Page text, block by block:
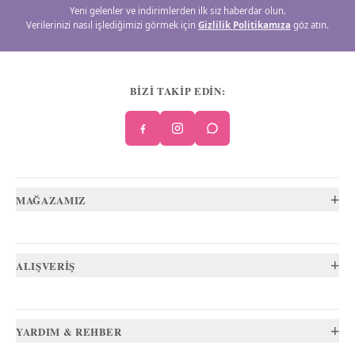
Yeni gelenler ve indirimlerden ilk siz haberdar olun.
Verilerinizi nasıl işlediğimizi görmek için Gizlilik Politikamıza göz atın.
BİZİ TAKİP EDİN:
MAĞAZAMIZ +
ALIŞVERİŞ +
YARDIM & REHBER +